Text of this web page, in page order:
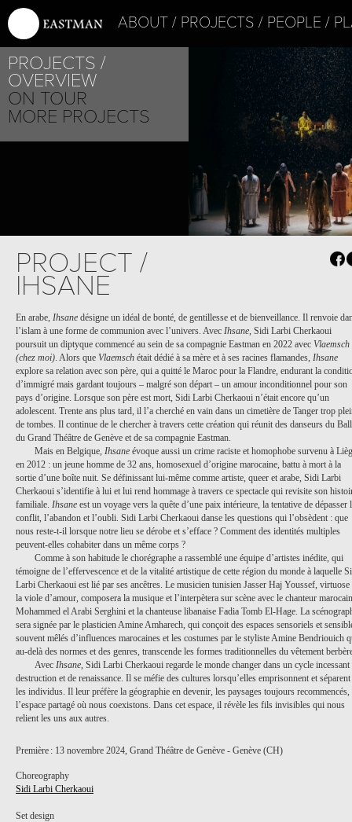
ABOUT PROJECTS PEOPLE
PROJECTS
OVERVIEW
ON TOUR
MORE PROJECTS
PROJECT /
IHSANE
En arabe, Ihsane désigne un idéal de bonté, de gentillesse et de bienveillance. Il renvoie
l’islam à une forme de communion avec l’univers. Avec Ihsane, Sidi Larbi Cherkaoui
poursuit un diptyque commencé au sein de sa compagnie Eastman en 2022 avec Vlaemsch
(chez moi). Alors que Vlaemsch était dédié à sa mère et à ses racines flamandes, Ihsane
explore sa relation avec son père, qui a quitté le Maroc pour la Flandre, endurant la
d’immigré mais gardant toujours – malgré son départ – un amour inconditionnel pour son
pays d’origine. Lorsque son père est mort, Sidi Larbi Cherkaoui n’était encore qu’un
adolescent. Trente ans plus tard, il l’a cherché en vain dans un cimetière de Tanger trop
de tombes. Il continue de le chercher à travers cette création qui réunit des danseurs du
du Grand Théâtre de Genève et de sa compagnie Eastman.
Mais en Belgique, Ihsane évoque aussi un crime raciste et homophobe survenu à
en 2012 : un jeune homme de 32 ans, homosexuel d’origine marocaine, battu à mort à la
sortie d’une boîte nuit. Se définissant lui-même comme artiste, queer et arabe, Sidi Larbi
Cherkaoui s’identifie à lui et lui rend hommage à travers ce spectacle qui revisite son
familiale. Ihsane est un voyage vers la quête d’une paix intérieure, la tentative de dépasser
conflit, l’abandon et l’oubli. Sidi Larbi Cherkaoui danse les questions qui l’obsèdent : que
nous reste-t-il lorsque notre lieu se dérobe et s’efface ? Comment des identités multiples
peuvent-elles cohabiter dans un même corps ?
Comme à son habitude le chorégraphe a rassemblé une équipe d’artistes inédite, qui
témoigne de l’effervescence et de la vitalité artistique de cette région du monde à laquelle
Larbi Cherkaoui est lié par ses ancêtres. Le musicien tunisien Jasser Haj Youssef, virtuose
la viole d’amour, composera la musique et l’interpètera sur scène avec le chanteur marocain
Mohammed el Arabi Serghini et la chanteuse libanaise Fadia Tomb El-Hage. La
sera signée par le plasticien Amine Amharech, qui conçoit des espaces sensoriels et
souvent mêlés d’influences marocaines et les costumes par le styliste Amine Bendriouich
au-delà des normes et des genres, transcende les formes traditionnelles du vêtement
Avec Ihsane, Sidi Larbi Cherkaoui regarde le monde changer dans un cycle incessant
destruction et de renaissance. Il se méfie des cultures lorsqu’elles emprisonnent et séparent
les individus. Il leur préfère la géographie en devenir, les paysages toujours recommencés,
l’espace partagé où nous coexistons. Dans cet espace, il révèle les fils invisibles qui nous
relient les uns aux autres.
Première : 13 novembre 2024, Grand Théâtre de Genève - Genève (CH)
Choreography
Sidi Larbi Cherkaoui
Set design